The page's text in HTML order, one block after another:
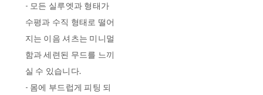
- 모든 실루엣과 형태가
수평과 수직 형태로 떨어
지는 이음 셔츠는 미니멀
함과 세련된 무드를 느끼
실 수 있습니다.
- 몸에 부드럽게 피팅 되